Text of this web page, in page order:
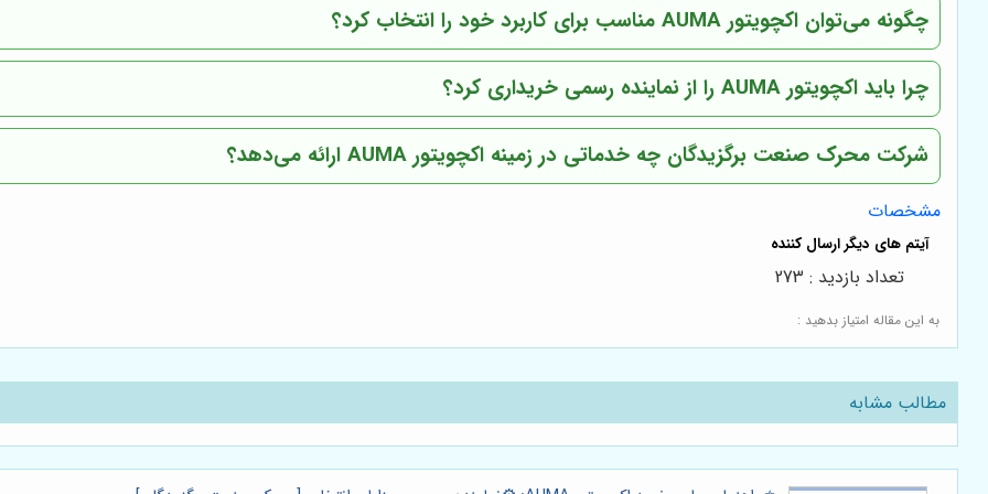
چگونه می‌توان اکچویتور AUMA مناسب برای کاربرد خود را انتخاب کرد؟
چرا باید اکچویتور AUMA را از نماینده رسمی خریداری کرد؟
شرکت محرک صنعت برگزیدگان چه خدماتی در زمینه اکچویتور AUMA ارائه می‌دهد؟
مشخصات
به این مقاله امتیاز بدهید :
تعداد بازدید : 273
مطالب مشابه